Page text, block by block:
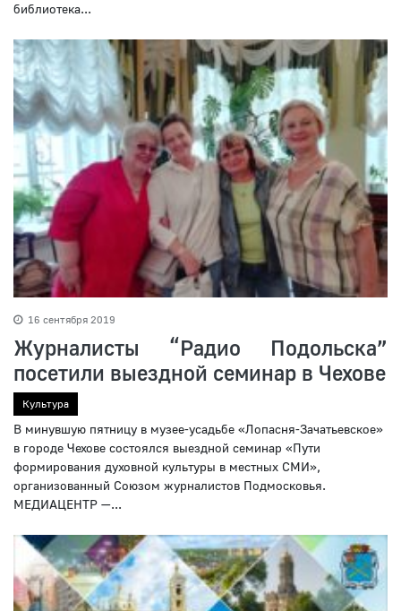
библиотека...
16 сентября 2019
Журналисты “Радио Подольска”
посетили выездной семинар в Чехове
Культура
В минувшую пятницу в музее-усадьбе «Лопасня-Зачатьевское»
в городе Чехове состоялся выездной семинар «Пути
формирования духовной культуры в местных СМИ»,
организованный Союзом журналистов Подмосковья.
МЕДИАЦЕНТР —...